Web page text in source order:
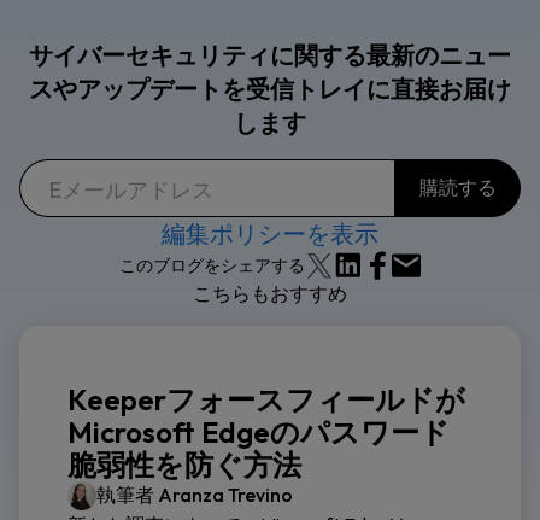
サイバーセキュリティに関する最新のニュー
スやアップデートを受信トレイに直接お届け
します
編集ポリシーを表示
このブログをシェアする
こちらもおすすめ
Keeperフォースフィールドが
Microsoft Edgeのパスワード
脆弱性を防ぐ方法
執筆者 Aranza Trevino